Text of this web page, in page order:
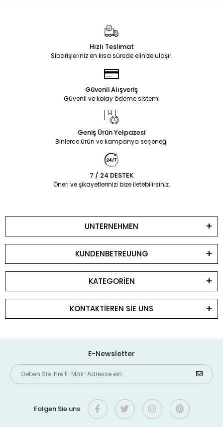
Hızlı Teslimat
Siparişleriniz en kısa sürede elinize ulaşır.
Güvenli Alışveriş
Güvenli ve kolay ödeme sistemi
Geniş Ürün Yelpazesi
Binlerce ürün ve kampanya seçeneği
7 / 24 DESTEK
Öneri ve şikayetlerinizi bize iletebilirsiniz.
UNTERNEHMEN
KUNDENBETREUUNG
KATEGORİEN
KONTAKTİEREN SİE UNS
E-Newsletter
Folgen Sie uns